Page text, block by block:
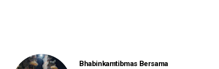
Bhabinkamtibmas Bersama